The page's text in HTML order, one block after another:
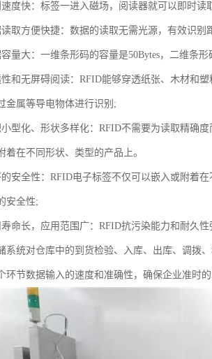
速度快：标签一进入磁场，阅读器就可以即时
取方便快捷：数据的读取无需光源，有效识
量大：一维条形码的容量是50Bytes，二维条
和无屏碍阅读：RFID能够穿透纸张、木材和
金属等导电物体进行识别;
型化、形状多样化：RFID不需要为读取精确
着在不同形状、类型的产品上。
安全性：RFID电子标签不仅可以嵌入或附着
安全性;
命长，应用范围广：RFID抗污染能力和耐久性
系统对仓库中的到货检验、入库、出库、调拨
环节数据输入的速度和准确性，确保企业准时